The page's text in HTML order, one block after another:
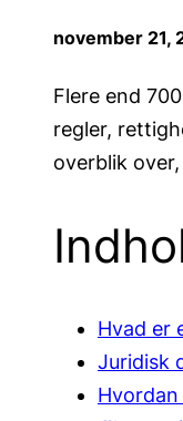
november 21,
Flere end
regler,
overblik
Hvad er
Juridisk